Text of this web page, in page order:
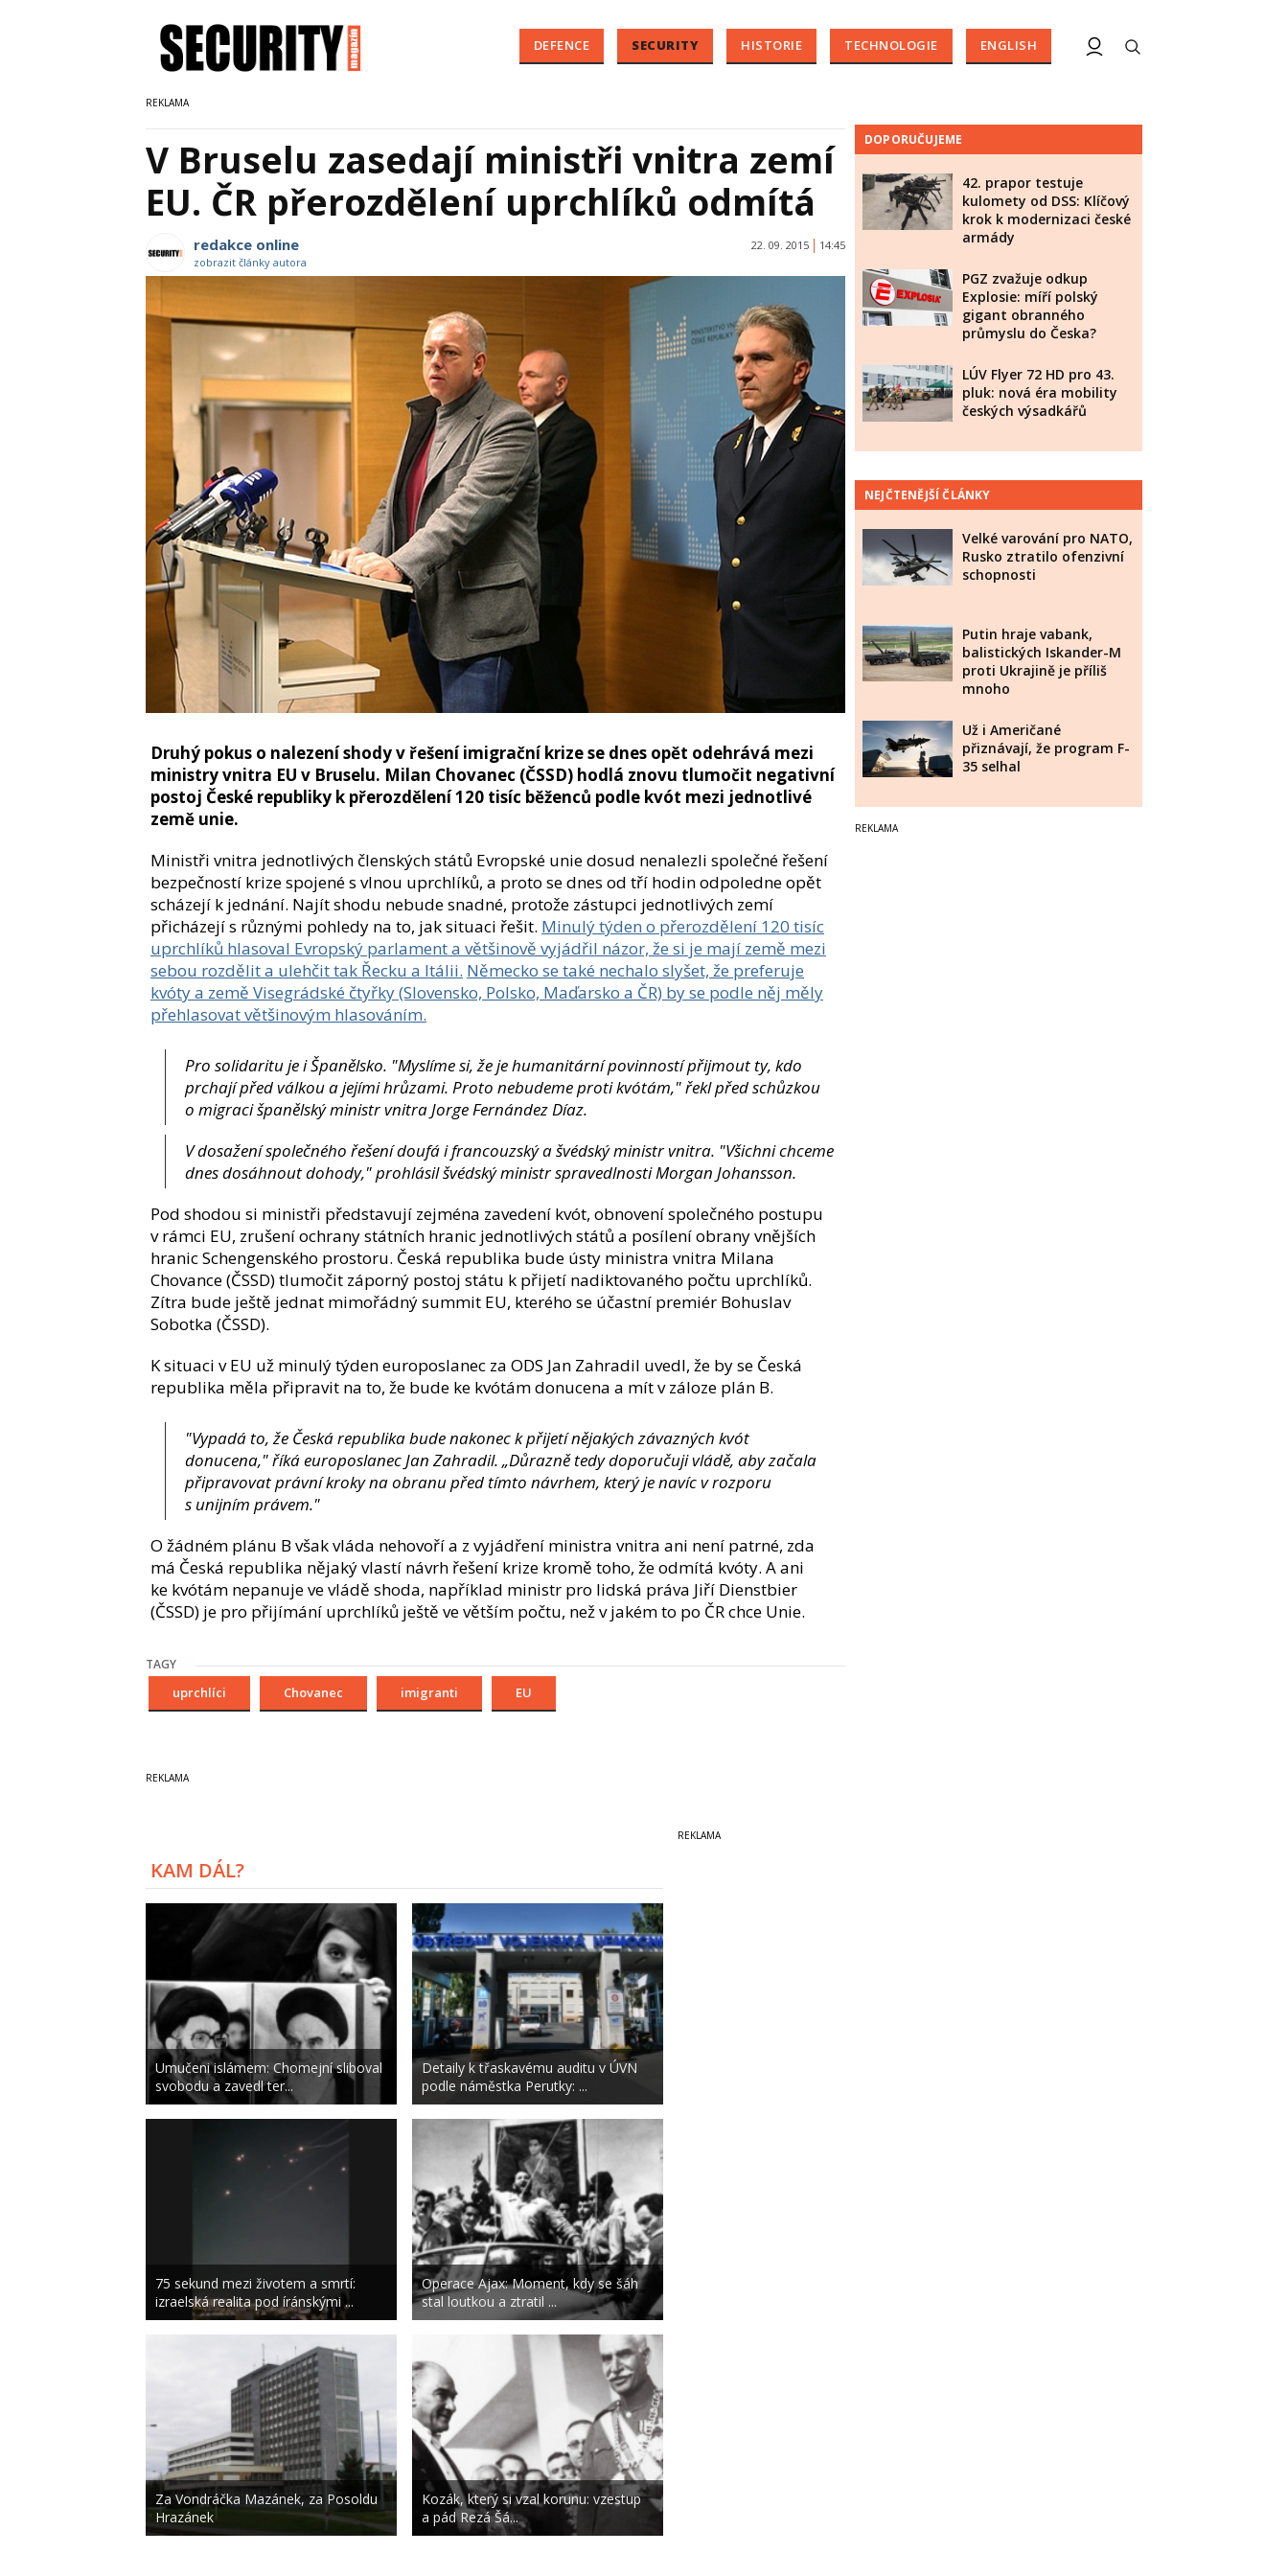
DEFENCE SECURITY HISTORIE TECHNOLOGIE ENGLISH
V Bruselu zasedají ministři vnitra zemí
EU. ČR přerozdělení uprchlíků odmítá
redakce online
zobrazit články autora
22. 09. 2015 14:45
Druhý pokus o nalezení shody v řešení imigrační krize se dnes opět odehrává mezi
ministry vnitra EU v Bruselu. Milan Chovanec (ČSSD) hodlá znovu tlumočit negativní
postoj České republiky k přerozdělení 120 tisíc běženců podle kvót mezi jednotlivé
země unie.
Ministři vnitra jednotlivých členských států Evropské unie dosud nenalezli společné řešení
bezpečností krize spojené s vlnou uprchlíků, a proto se dnes od tří hodin odpoledne opět
scházejí k jednání. Najít shodu nebude snadné, protože zástupci jednotlivých zemí
přicházejí s různými pohledy na to, jak situaci řešit. Minulý týden o přerozdělení 120 tisíc
uprchlíků hlasoval Evropský parlament a většinově vyjádřil názor, že si je mají země mezi
sebou rozdělit a ulehčit tak Řecku a Itálii. Německo se také nechalo slyšet, že preferuje
kvóty a země Visegrádské čtyřky (Slovensko, Polsko, Maďarsko a ČR) by se podle něj měly
přehlasovat většinovým hlasováním.
Pro solidaritu je i Španělsko. "Myslíme si, že je humanitární povinností přijmout ty, kdo
prchají před válkou a jejími hrůzami. Proto nebudeme proti kvótám," řekl před schůzkou
o migraci španělský ministr vnitra Jorge Fernández Díaz.
V dosažení společného řešení doufá i francouzský a švédský ministr vnitra. "Všichni chceme
dnes dosáhnout dohody," prohlásil švédský ministr spravedlnosti Morgan Johansson.
Pod shodou si ministři představují zejména zavedení kvót, obnovení společného postupu
v rámci EU, zrušení ochrany státních hranic jednotlivých států a posílení obrany vnějších
hranic Schengenského prostoru. Česká republika bude ústy ministra vnitra Milana
Chovance (ČSSD) tlumočit záporný postoj státu k přijetí nadiktovaného počtu uprchlíků.
Zítra bude ještě jednat mimořádný summit EU, kterého se účastní premiér Bohuslav
Sobotka (ČSSD).
K situaci v EU už minulý týden europoslanec za ODS Jan Zahradil uvedl, že by se Česká
republika měla připravit na to, že bude ke kvótám donucena a mít v záloze plán B.
"Vypadá to, že Česká republika bude nakonec k přijetí nějakých závazných kvót
donucena," říká europoslanec Jan Zahradil. „Důrazně tedy doporučuji vládě, aby začala
připravovat právní kroky na obranu před tímto návrhem, který je navíc v rozporu
s unijním právem."
O žádném plánu B však vláda nehovoří a z vyjádření ministra vnitra ani není patrné, zda
má Česká republika nějaký vlastí návrh řešení krize kromě toho, že odmítá kvóty. A ani
ke kvótám nepanuje ve vládě shoda, například ministr pro lidská práva Jiří Dienstbier
(ČSSD) je pro přijímání uprchlíků ještě ve větším počtu, než v jakém to po ČR chce Unie.
TAGY
uprchlíci Chovanec imigranti EU
DOPORUČUJEME
42. prapor testuje
kulomety od DSS: Klíčový
krok k modernizaci české
armády
PGZ zvažuje odkup
Explosie: míří polský
gigant obranného
průmyslu do Česka?
LÚV Flyer 72 HD pro 43.
pluk: nová éra mobility
českých výsadkářů
NEJČTENĚJŠÍ ČLÁNKY
Velké varování pro NATO,
Rusko ztratilo ofenzivní
schopnosti
Putin hraje vabank,
balistických Iskander-M
proti Ukrajině je příliš
mnoho
Už i Američané
přiznávají, že program F-
35 selhal
KAM DÁL?
Umučeni islámem: Chomejní sliboval
svobodu a zavedl ter...
75 sekund mezi životem a smrtí:
izraelská realita pod íránskými ...
Za Vondráčka Mazánek, za Posoldu
Hrazánek
Detaily k třaskavému auditu v ÚVN
podle náměstka Perutky: ...
Operace Ajax: Moment, kdy se šáh
stal loutkou a ztratil ...
Kozák, který si vzal korunu: vzestup
a pád Rezá Šá...